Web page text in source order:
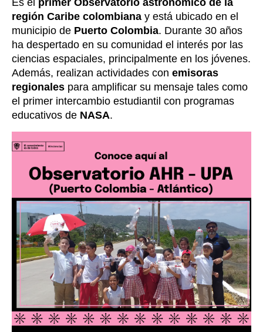
región Caribe colombiana y está ubicado en el
municipio de Puerto Colombia. Durante 30 años
ha despertado en su comunidad el interés por las
ciencias espaciales, principalmente en los jóvenes.
Además, realizan actividades con emisoras
regionales para amplificar su mensaje tales como
el primer intercambio estudiantil con programas
educativos de NASA.